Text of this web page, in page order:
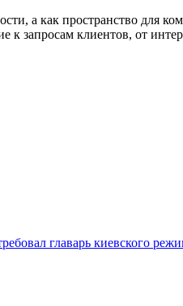
а как пространство для
запросам клиентов, от
главарь киевского